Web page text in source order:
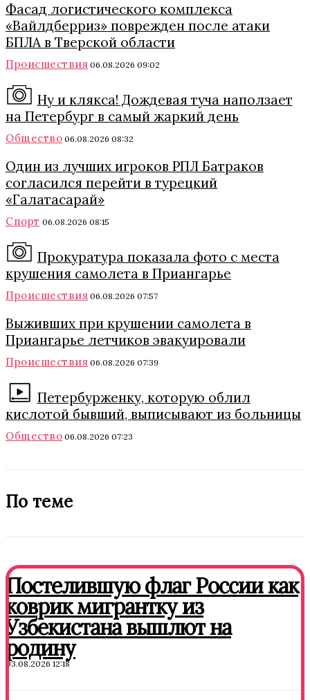
Фасад логистического комплекса
«Вайлдберриз» поврежден после атаки
БПЛА в Тверской области
Происшествия 06.08.2026 09:02
Ну и клякса! Дождевая туча наползает
на Петербург в самый жаркий день
Общество 06.08.2026 08:32
Один из лучших игроков РПЛ Батраков
согласился перейти в турецкий
«Галатасарай»
Спорт 06.08.2026 08:15
Прокуратура показала фото с места
крушения самолета в Приангарье
Происшествия 06.08.2026 07:57
Выживших при крушении самолета в
Приангарье летчиков эвакуировали
Происшествия 06.08.2026 07:39
Петербурженку, которую облил
кислотой бывший, выписывают из больницы
Общество 06.08.2026 07:23
По теме
Постелившую флаг России как
коврик мигрантку из
Узбекистана вышлют на
родину
03.08.2026 12:18